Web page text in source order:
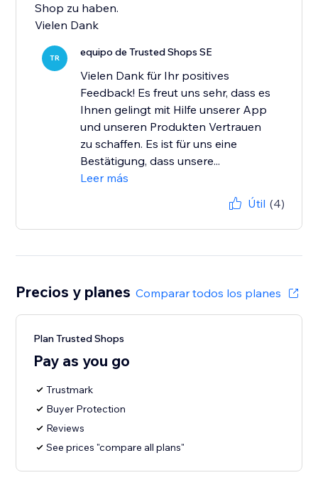
Shop zu haben.
Vielen Dank
TR equipo de Trusted Shops SE
Vielen Dank für Ihr positives
Feedback! Es freut uns sehr, dass es
Ihnen gelingt mit Hilfe unserer App
und unseren Produkten Vertrauen
zu schaffen. Es ist für uns eine
Bestätigung, dass unsere...
Leer más
Útil (4)
Precios y planes Comparar todos los planes
Plan Trusted Shops
Pay as you go
Trustmark
Buyer Protection
Reviews
See prices "compare all plans"